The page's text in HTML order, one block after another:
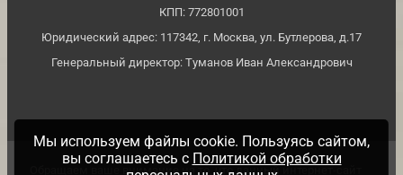
КПП: 772801001
Юридический адрес: 117342, г. Москва, ул. Бутлерова, д.17
Генеральный директор: Туманов Иван Александрович
Обращаем ваше внимание на то, что данный интернет-сайт
Мы используем файлы cookie. Пользуясь сайтом,
вы соглашаетесь с Политикой обработки